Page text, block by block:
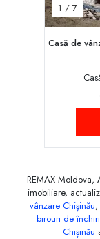
1 / 7
Casă de
REMAX Moldova,
imobiliare,
vânzare Chișinău,
birouri de
Chișinău